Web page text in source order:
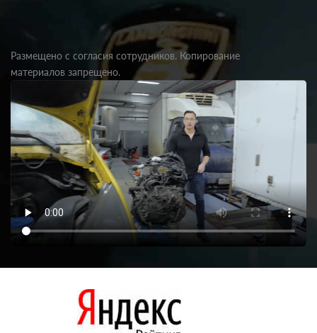
Размещено с согласия сотрудников. Копирование
материалов запрещено.